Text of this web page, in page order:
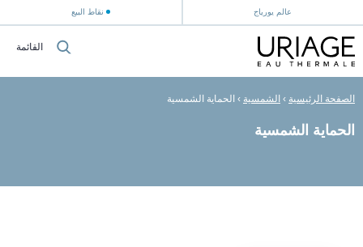
عالم يورياج نقاط البيع
القائمة
الصفحة الرئيسية › الشمسية › الحماية الشمسية
الحماية الشمسية